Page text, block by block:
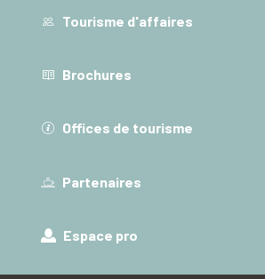
Tourisme d'affaires
Brochures
Offices de tourisme
Partenaires
Espace pro